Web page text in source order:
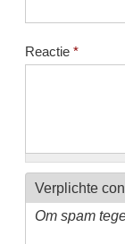
Reactie *
Verplichte
Om spam